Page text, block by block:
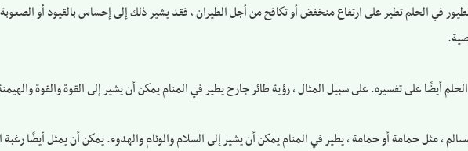
في الحلم تطير على ارتفاع منخفض أو تكافح من أجل الطيران ، فقد يشير ذلك إلى إحساس بالقيود أو
أيضًا على تفسيره. على سبيل المثال ، رؤية طائر جارح يطير في المنام يمكن أن يشير إلى القوة والقوة
، مثل حمامة أو حمامة ، يطير في المنام يمكن أن يشير إلى السلام والوئام والهدوء. يمكن أن يمثل أيضًا